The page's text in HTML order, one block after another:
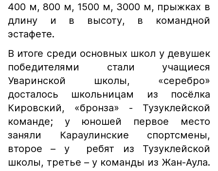
400 м, 800 м, 1500 м, 3000 м, прыжках в
длину и в высоту, в командной
эстафете.
В итоге среди основных школ у девушек
победителями стали учащиеся
Уваринской школы, «серебро»
досталось школьницам из посёлка
Кировский, «бронза» - Тузуклейской
команде; у юношей первое место
заняли Караулинские спортсмены,
второе – у ребят из Тузуклейской
школы, третье – у команды из Жан-Аула.